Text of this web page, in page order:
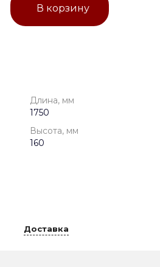
В корзину
Длина, мм
1750
Высота, мм
160
Доставка